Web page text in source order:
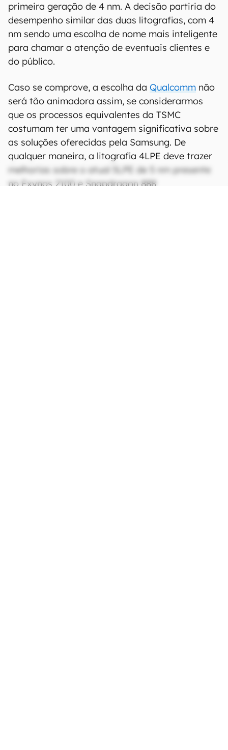
primeira geração de 4 nm. A decisão partiria do
desempenho similar das duas litografias, com 4
nm sendo uma escolha de nome mais inteligente
para chamar a atenção de eventuais clientes e
do público.
Caso se comprove, a escolha da Qualcomm não
será tão animadora assim, se considerarmos
que os processos equivalentes da TSMC
costumam ter uma vantagem significativa sobre
as soluções oferecidas pela Samsung. De
qualquer maneira, a litografia 4LPE deve trazer
melhorias sobre o atual 5LPE de 5 nm presente
no Exynos 2100 e Snapdragon 888.